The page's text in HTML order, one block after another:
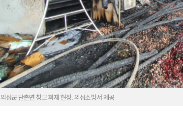
의성군 단촌면 창고 화재 현장. 의성소방서 제공